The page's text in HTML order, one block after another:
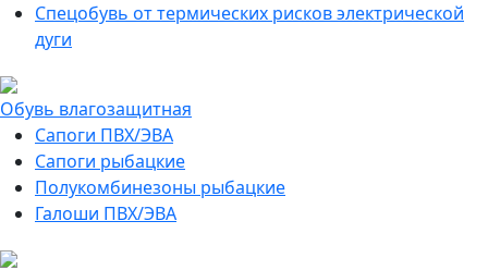
Спецобувь от термических рисков электрической
дуги
Обувь влагозащитная
Сапоги ПВХ/ЭВА
Сапоги рыбацкие
Полукомбинезоны рыбацкие
Галоши ПВХ/ЭВА